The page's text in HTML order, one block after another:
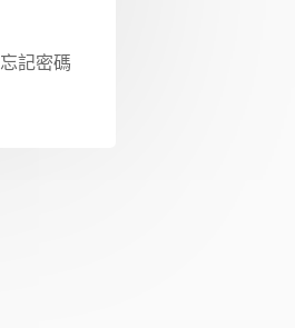
忘記密碼